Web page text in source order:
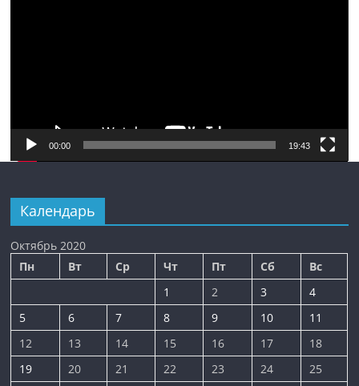
00:00 19:43
Календарь
Октябрь 2020
Пн
Вт Ср Чт Пт Сб
Вс
1
2 3
4
5
6 7 8 9 10
11
12
13 14 15 16 17
18
19
20 21 22 23 24
25